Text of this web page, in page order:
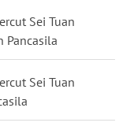
Sei Tuan
Pancasila
Sei Tuan